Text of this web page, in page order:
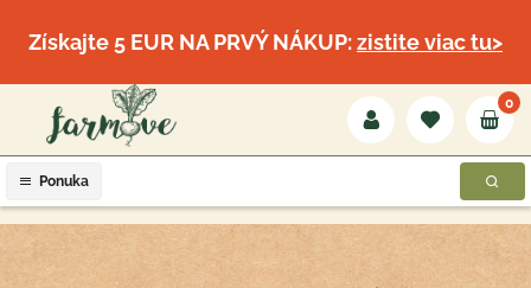
Získajte 5 EUR NA PRVÝ NÁKUP:zistite viac tu>
Ponuka
0